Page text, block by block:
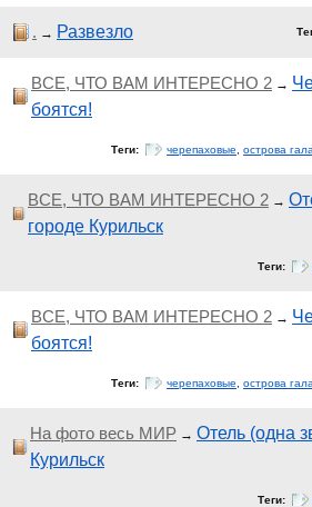
. → Развезло
ВСЕ, ЧТО ВАМ ИНТЕРЕСНО 2 →
боятся!
Теги: черепаховые острова
ВСЕ, ЧТО ВАМ ИНТЕРЕСНО 2 →
городе Курильск
Теги:
ВСЕ, ЧТО ВАМ ИНТЕРЕСНО 2 →
боятся!
Теги: черепаховые острова
На фото весь МИР → Отель (одна
Курильск
Теги: